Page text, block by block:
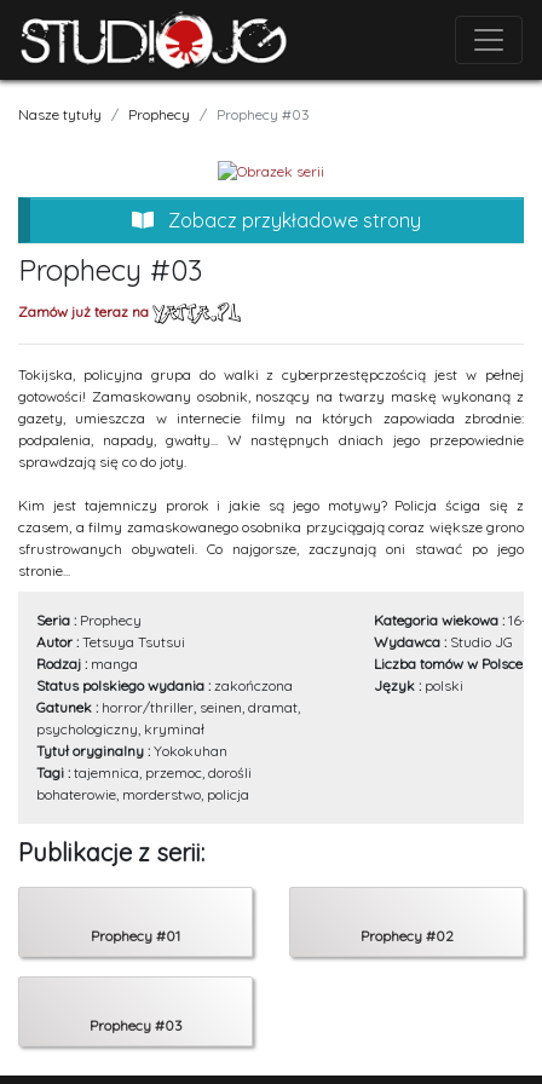
Nasze tytuły Prophecy Prophecy #03
Zobacz przykładowe strony
Prophecy #03
Zamów już teraz na
Tokijska, policyjna grupa do walki z cyberprzestępczością jest w pełnej
gotowości! Zamaskowany osobnik, noszący na twarzy maskę wykonaną z
gazety, umieszcza w internecie filmy na których zapowiada zbrodnie:
podpalenia, napady, gwałty... W następnych dniach jego przepowiednie
sprawdzają się co do joty.
Kim jest tajemniczy prorok i jakie są jego motywy? Policja ściga się z
czasem, a filmy zamaskowanego osobnika przyciągają coraz większe grono
sfrustrowanych obywateli. Co najgorsze, zaczynają oni stawać po jego
stronie...
Seria : Prophecy
Autor : Tetsuya Tsutsui
Rodzaj : manga
Status polskiego wydania : zakończona
Gatunek : horror/thriller, seinen, dramat,
psychologiczny, kryminał
Tytuł oryginalny : Yokokuhan
Tagi : tajemnica, przemoc, dorośli
bohaterowie, morderstwo, policja
Kategoria wiekowa : 16+
Wydawca : Studio JG
Liczba tomów w Polsce :
Język : polski
Publikacje z serii:
Prophecy #01 Prophecy #02
Prophecy #03